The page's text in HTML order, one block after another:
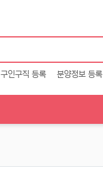
구인구직 등록 분양정보 등록